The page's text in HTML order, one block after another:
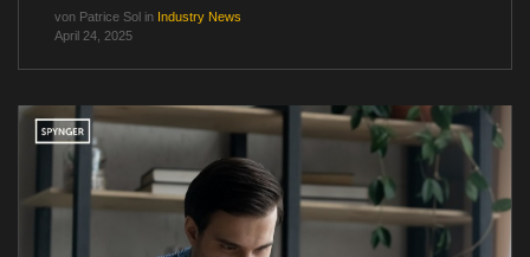
von Patrice Sol in Industry News
April 24, 2025